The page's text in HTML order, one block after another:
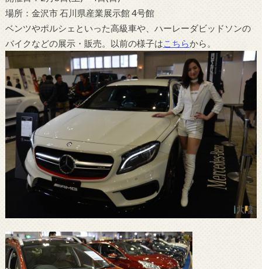
場所：金沢市 石川県産業展示館 4号館
ベンツやポルシェといった高級車や、ハーレーダビッドソンの
バイクなどの展示・販売。以前の様子はこちらから。